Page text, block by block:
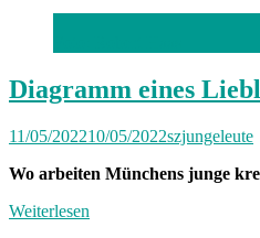
Unterwegs
mit
Diagramm eines
11/05/202210/05/2022szjungeleute
Wo arbeiten Münchens junge
Weiterlesen